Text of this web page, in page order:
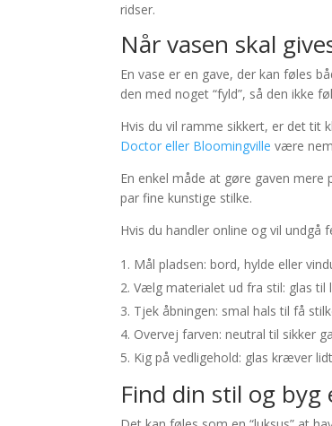
ridser.
Når vasen skal
En vase er en gave, der kan føles
den med noget “fyld”, så den ikke
Hvis du vil ramme sikkert, er det tit
Doctor eller Bloomingville være
En enkel måde at gøre gaven
par fine kunstige stilke.
Hvis du handler online og vil
Mål pladsen: bord, hylde eller
Vælg materialet ud fra stil: glas til
Tjek åbningen: smal hals til få
Overvej farven: neutral til sikker
Kig på vedligehold: glas kræver
Find din stil og byg